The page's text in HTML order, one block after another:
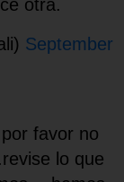
otra.
September
favor no
lo que